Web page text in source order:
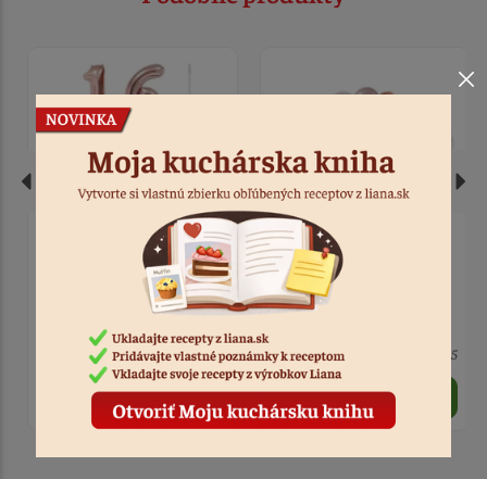
Girlanda balóny bielo-
ružové Bride to be
Kód: 2325
Girlanda balóny ružovo-
zlaté 148 ks
4 ks Kód: 2323
17,90 €